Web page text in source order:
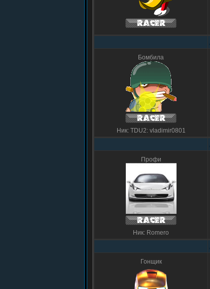
Бомбила
Ник: TDU2: vladimir0801
Профи
Ник: Romero
Гонщик